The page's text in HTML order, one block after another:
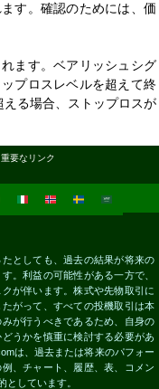
す。確認のためには、価
ます。ベアリッシュシグ
プロスレベルを超えて終
る場合、ストップロスが
重要なリンク
としても、過去の結果が将来の
。利益の可能性がある一方で、
が伴います。株式や先物取引に
がって、すべての投機取引は本
が行うべきであるため、自身の
うかを慎重に検討する必要があ
は、過去または将来のパフォー
、チャート、履歴、表、コメン
としています。